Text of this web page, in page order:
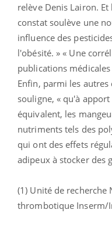
relève Denis Lairon.
constat soulève une
influence des
l'obésité. » « Une
publications
Enfin, parmi les
souligne, « qu'à
équivalent, les
nutriments tels des
qui ont des effets
adipeux à stocker des
(1) Unité de
thrombotique Inserm/